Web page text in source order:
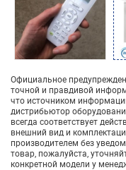
Официальное
точной и правдивой
что источником
дистрибьютор
всегда соответствует
внешний вид и
производителем без
товар, пожалуйста,
конкретной модели у